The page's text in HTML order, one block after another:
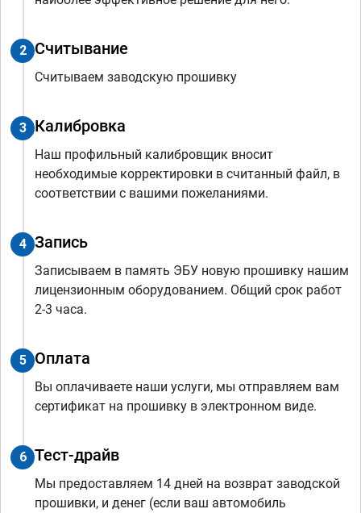
2 Считывание
Считываем заводскую прошивку
3 Калибровка
Наш профильный калибровщик вносит
необходимые корректировки в считанный файл, в
соответствии с вашими пожеланиями.
4 Запись
Записываем в память ЭБУ новую прошивку нашим
лицензионным оборудованием. Общий срок работ
2-3 часа.
5 Оплата
Вы оплачиваете наши услуги, мы отправляем вам
сертификат на прошивку в электронном виде.
6 Тест-драйв
Мы предоставляем 14 дней на возврат заводской
прошивки, и денег (если ваш автомобиль